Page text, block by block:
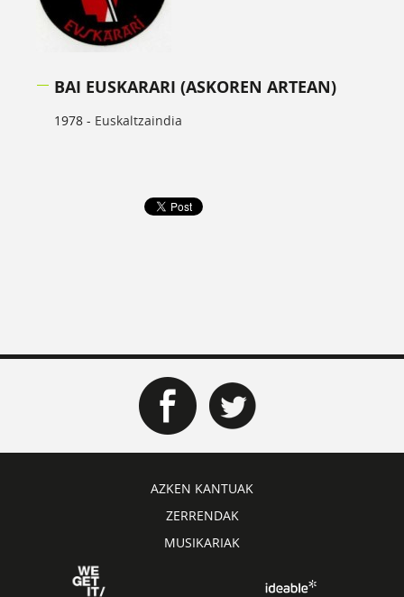
BAI EUSKARARI (ASKOREN ARTEAN)
1978 - Euskaltzaindia
AZKEN KANTUAK
ZERRENDAK
MUSIKARIAK